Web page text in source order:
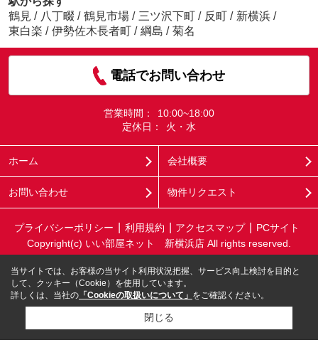
鶴見 / 八丁畷 / 鶴見市場 / 三ツ沢下町 / 反町 / 新横浜 /
東白楽 / 伊勢佐木長者町 / 綱島 / 菊名
電話でお問い合わせ
営業時間：
10:00~18:00
定休日：
火・水
ホーム 会社概要
お問い合わせ 物件リクエスト
プライバシーポリシー 利用規約 アクセスマップ
PCサイト
Copyright(c) いい部屋ネット 新横浜店 All rights reserved.
当サイトでは、お客様の当サイト利用状況把握、サービス向上検討を目的と
して、クッキー（Cookie）を使用しています。
詳しくは、当社の 「Cookieの取扱いについて」 をご確認ください。
閉じる